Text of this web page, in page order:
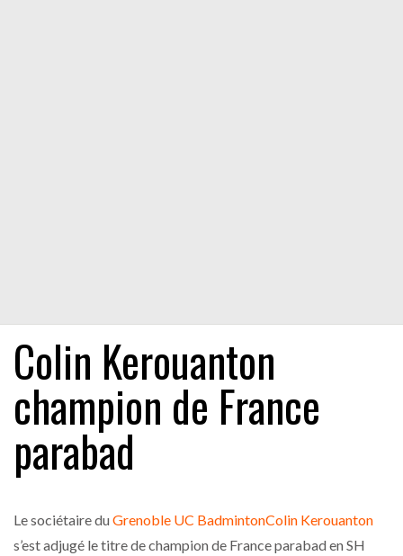
Colin Kerouanton
champion de France
parabad
Le sociétaire duGrenoble UC BadmintonColin Kerouanton
s’est adjugé le titre de champion de France parabad en SH